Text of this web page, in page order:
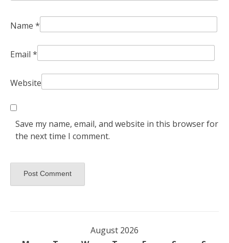
Name *
Email *
Website
Save my name, email, and website in this browser for
the next time I comment.
August 2026